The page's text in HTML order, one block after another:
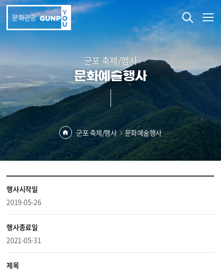
본문 바로가기
문화관광
군포 축제/행사
문화예술행사
군포 축제/행사 문화예술행사
행사시작일
2019-05-26
행사종료일
2021-05-31
제목